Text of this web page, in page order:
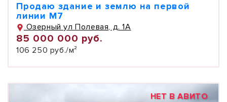
Продаю здание и землю на первой
линии М7
Озерный ул Полевая, д. 1А
85 000 000 руб.
106 250 руб./м²
НЕТ В АВИТО